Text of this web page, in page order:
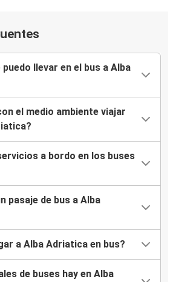
llevar en el bus a Alba
el medio ambiente viajar
a bordo en los buses
pasaje de bus a Alba
a Alba Adriatica en bus?
de buses hay en Alba